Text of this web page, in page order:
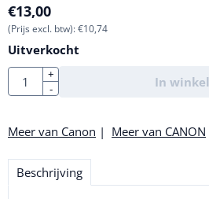
€13,00
(Prijs excl. btw):€10,74
Uitverkocht
Aantal
+
-
In
Meer van Canon | Meer van CANON
Beschrijving